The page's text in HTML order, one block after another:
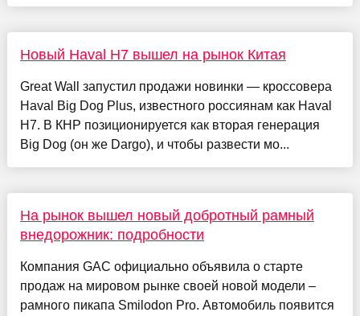
Новый Haval H7 вышел на рынок Китая
Great Wall запустил продажи новинки — кроссовера
Haval Big Dog Plus, известного россиянам как Haval
H7. В КНР позиционируется как вторая генерация
Big Dog (он же Dargo), и чтобы развести мо...
На рынок вышел новый добротный рамный
внедорожник: подробности
Компания GAC официально объявила о старте
продаж на мировом рынке своей новой модели –
рамного пикапа Smilodon Pro. Автомобиль появится